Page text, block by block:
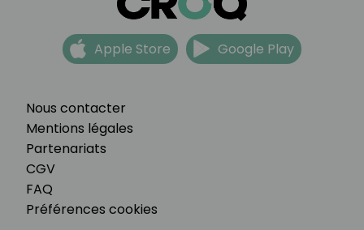
Nous contacter
Mentions légales
Partenariats
CGV
FAQ
Préférences cookies
Apple Store Google Play